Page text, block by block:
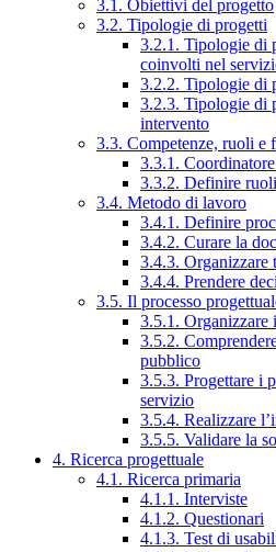
3.1. Obiettivi del progetto
3.2. Tipologie di progetti
3.2.1. Tipologie di
coinvolti nel
3.2.2. Tipologie di
3.2.3. Tipologie di
intervento
3.3. Competenze, ruoli e
3.3.1.
3.3.2. Definire
3.4. Metodo di lavoro
3.4.1. Definire
3.4.2. Curare la
3.4.3.
3.4.4. Prendere
3.5. Il processo
3.5.1. Organizzare
3.5.2.
pubblico
3.5.3. Progettare i
servizio
3.5.4. Realizzare
3.5.5. Validare la
4. Ricerca progettuale
4.1. Ricerca primaria
4.1.1. Interviste
4.1.2. Questionari
4.1.3. Test di